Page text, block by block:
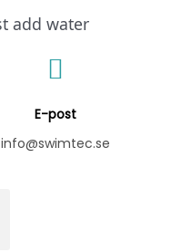
E-post
info@swimtec.se